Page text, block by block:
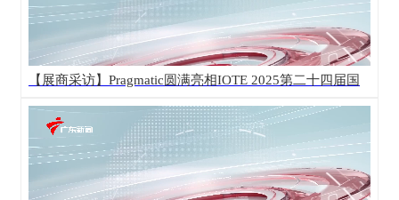
【展商采访】Pragmatic圆满亮相IOTE 2025第二十四届国